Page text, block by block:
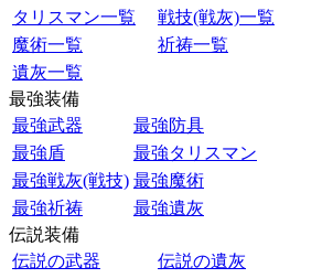
タリスマン一覧
戦技(戦灰)一覧
魔術一覧
祈祷一覧
遺灰一覧
最強装備
最強武器
最強防具
最強盾
最強タリスマン
最強戦灰(戦技) 最強魔術
最強祈祷
最強遺灰
伝説装備
伝説の武器
伝説の遺灰